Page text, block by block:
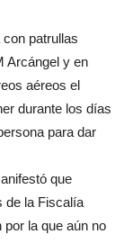
patrullas
Arcángel y en
aéreos el
durante los días
para dar
que
de la Fiscalía
la que aún no